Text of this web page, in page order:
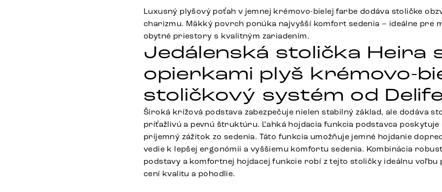
Luxusný plyšový poťah v jemnej krémovo-bielej farbe dodáva stoličke
charizmu. Mäkký povrch ponúka najvyšší komfort sedenia – ideálne pre
obytné priestory s kvalitným zariadením.
Jedálenská stolička Heira
opierkami plyš krémovo-
stoličkový systém od
Široká krížová podstava zabezpečuje nielen stabilný základ, ale dodáva
príťažlivú a pevnú štruktúru. Ľahká hojdacia funkcia podstavca poskytuje
príjemný zážitok zo sedenia. Táto funkcia umožňuje jemné hojdanie
vedie k lepšej ergonómii a vyššiemu komfortu sedenia. Kombinácia
podstavy a komfortnej hojdacej funkcie robí z tejto stoličky ideálnu voľbu
cení kvalitu a pohodlie.